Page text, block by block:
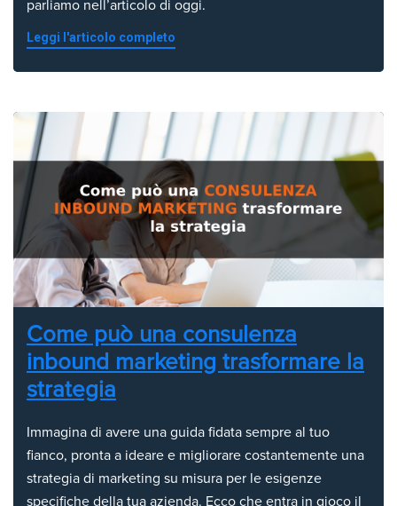
parliamo nell’articolo di oggi.
Leggi l'articolo completo
Come può una consulenza
inbound marketing trasformare la
strategia
Immagina di avere una guida fidata sempre al tuo
fianco, pronta a ideare e migliorare costantemente una
strategia di marketing su misura per le esigenze
specifiche della tua azienda. Ecco che entra in gioco il